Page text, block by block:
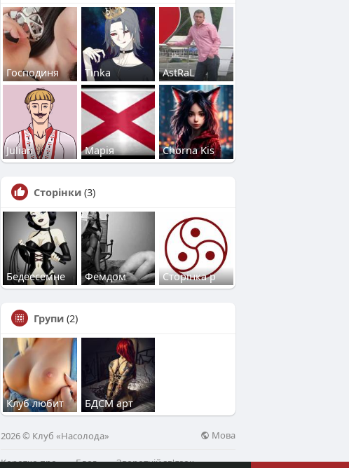
Господиня Tinka AstRaL
Julian Марія Chorna Kis
Сторінки (3)
Бедеесемне Фемдом Сторінка р
Групи (2)
Клуб любит БДСМ арт
2026 © Клуб «Насолода» Мова
Коротко про Блог Зворотній зв'язок ще